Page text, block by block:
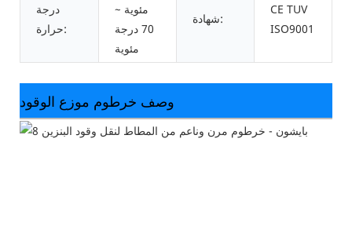
درجة
حرارة:
مئوية ~
70 درجة
مئوية
شهادة:
CE TUV
ISO9001
وصف خرطوم موزع الوقود